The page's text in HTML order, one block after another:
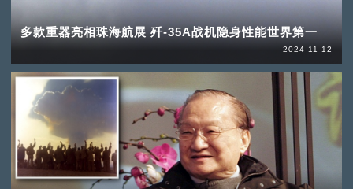
多款重器亮相珠海航展 歼-35A战机隐身性能世界第一
2024-11-12